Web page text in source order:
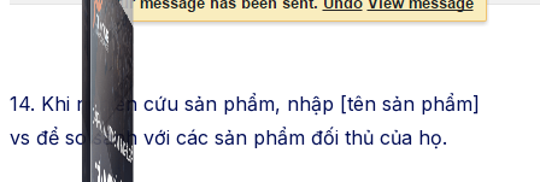
14. Khi nghiên cứu sản phẩm, nhập [tên sản phẩm]
vs để so sánh với các sản phẩm đối thủ của họ.